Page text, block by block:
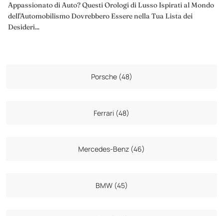
Appassionato di Auto? Questi Orologi di Lusso Ispirati al Mondo
dell'Automobilismo Dovrebbero Essere nella Tua Lista dei
Desideri...
Porsche (48)
Ferrari (48)
Mercedes-Benz (46)
BMW (45)